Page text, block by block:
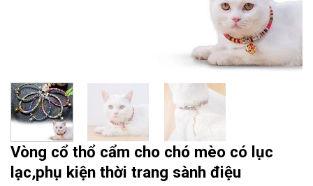
Vòng cổ thổ cẩm cho chó mèo có lục
lạc,phụ kiện thời trang sành điệu